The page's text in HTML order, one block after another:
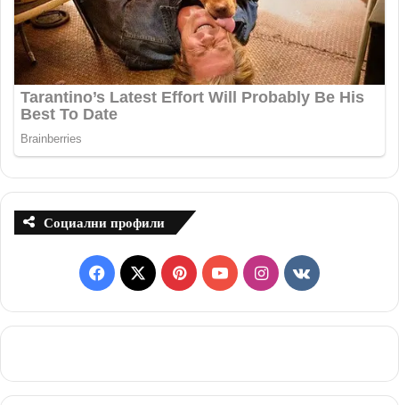
Социални профили
F
a
e
X
P
i
t
Y
o
T
I
n
t
v
k
c